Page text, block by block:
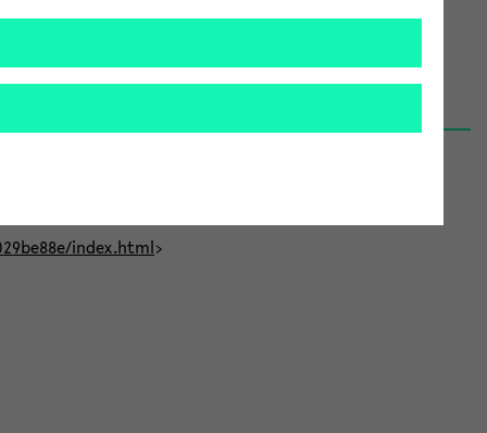
Bielefeld (31.07.26)
index.html>